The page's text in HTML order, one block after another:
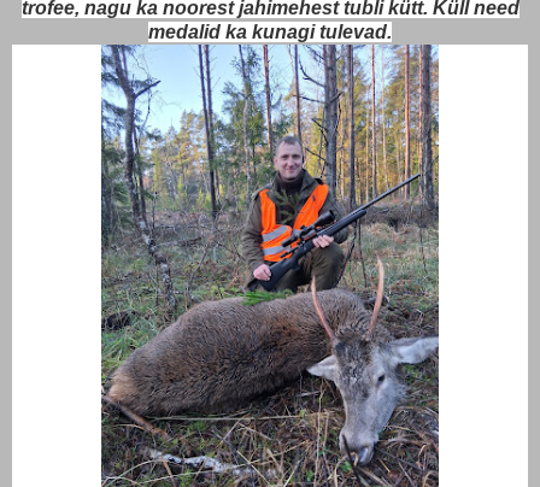
trofee, nagu ka noorest jahimehest tubli kütt. Küll need
medalid ka kunagi tulevad.